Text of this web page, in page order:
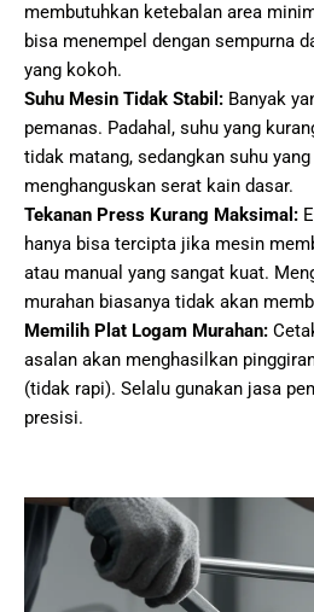
membutuhkan ketebalan area
bisa menempel dengan sempurna
yang kokoh.
Suhu Mesin Tidak Stabil: Banyak
pemanas. Padahal, suhu yang
tidak matang, sedangkan suhu
menghanguskan serat kain dasar.
Tekanan Press Kurang Maksimal:
hanya bisa tercipta jika mesin
atau manual yang sangat kuat.
murahan biasanya tidak akan
Memilih Plat Logam Murahan:
asalan akan menghasilkan
(tidak rapi). Selalu gunakan jasa
presisi.